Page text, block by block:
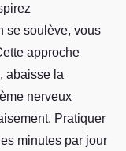
se soulève, vous
approche
abaisse la
nerveux
Pratiquer
minutes par jour